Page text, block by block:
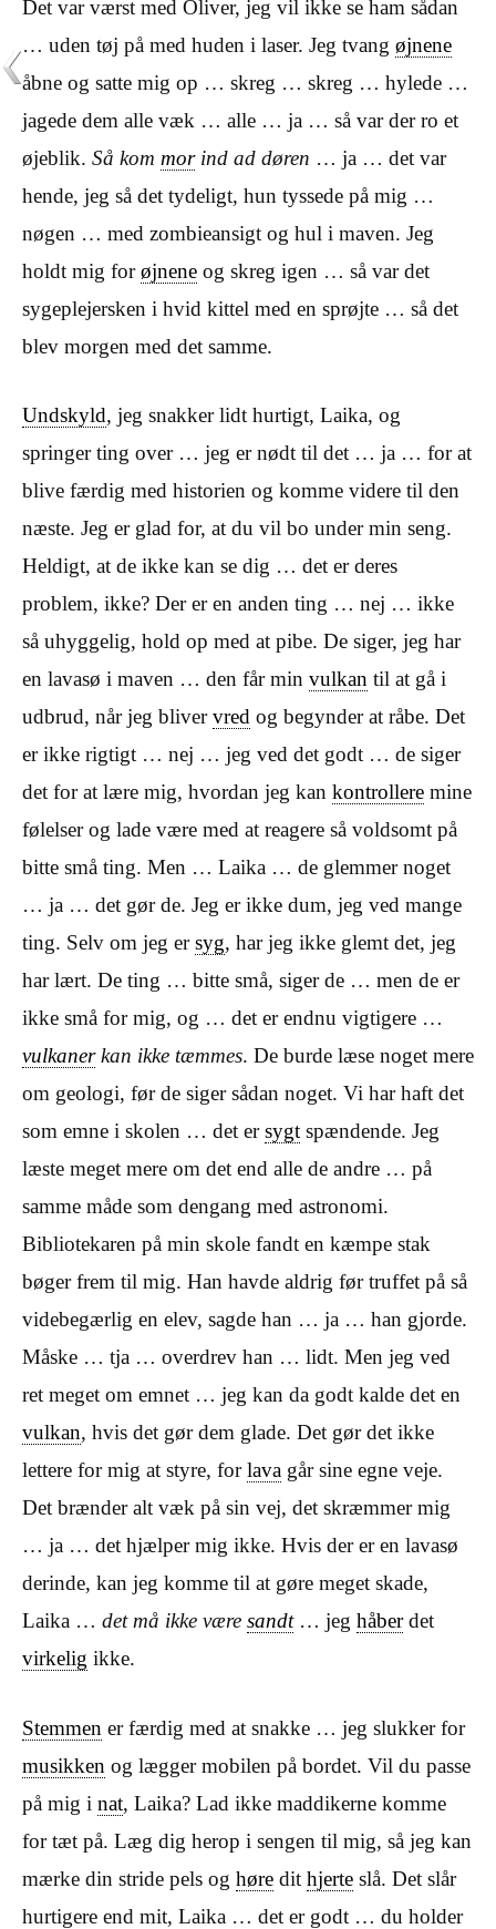
Det var værst med Oliver, jeg vil ikke se ham sådan
… uden tøj på med huden i laser. Jeg tvang øjnene
åbne og satte mig op … skreg … skreg … hylede …
jagede dem alle væk … alle … ja … så var der ro et
øjeblik. Så kom morind ad døren … ja … det var
hende, jeg så det tydeligt, hun tyssede på mig …
nøgen … med zombieansigt og hul i maven. Jeg
holdt mig forøjnene og skreg igen … så var det
sygeplejersken i hvid kittel med en sprøjte … så det
blev morgen med det samme.
Undskyld, jeg snakker lidt hurtigt, Laika, og
springer ting over … jeg er nødt til det … ja … for at
blive færdig med historien og komme videre til den
næste. Jeg er glad for, at du vil bo under min seng.
Heldigt, at de ikke kan se dig … det er deres
problem, ikke? Der er en anden ting … nej … ikke
så uhyggelig, hold op med at pibe. De siger, jeg har
en lavasø i maven … den får min vulkan til at gå i
udbrud, når jeg blivervred og begynder at råbe. Det
er ikke rigtigt … nej … jeg ved det godt … de siger
det for at lære mig, hvordan jeg kan kontrollere mine
følelser og lade være med at reagere så voldsomt på
bitte små ting. Men … Laika … de glemmer noget
… ja … det gør de. Jeg er ikke dum, jeg ved mange
ting. Selv om jeg ersyg, har jeg ikke glemt det, jeg
har lært. De ting … bitte små, siger de … men de er
ikke små for mig, og … det er endnu vigtigere …
vulkanerkan ikke tæmmes. De burde læse noget mere
om geologi, før de siger sådan noget. Vi har haft det
som emne i skolen … det ersygt spændende. Jeg
læste meget mere om det end alle de andre … på
samme måde som dengang med astronomi.
Bibliotekaren på min skole fandt en kæmpe stak
bøger frem til mig. Han havde aldrig før truffet på så
videbegærlig en elev, sagde han … ja … han gjorde.
Måske … tja … overdrev han … lidt. Men jeg ved
ret meget om emnet … jeg kan da godt kalde det en
vulkan, hvis det gør dem glade. Det gør det ikke
lettere for mig at styre, forlava går sine egne veje.
Det brænder alt væk på sin vej, det skræmmer mig
… ja … det hjælper mig ikke. Hvis der er en lavasø
derinde, kan jeg komme til at gøre meget skade,
Laika … det må ikke være sandt… jeg håberdet
virkelig ikke.
Stemmen er færdig med at snakke … jeg slukker for
musikken og lægger mobilen på bordet. Vil du passe
på mig i nat, Laika? Lad ikke maddikerne komme
for tæt på. Læg dig herop i sengen til mig, så jeg kan
mærke din stride pels og høre dit hjerte slå. Det slår
hurtigere end mit, Laika … det er godt … du holder